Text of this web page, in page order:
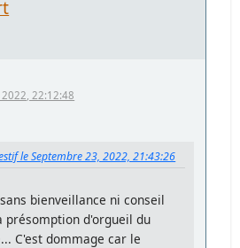
22:12:48
le Septembre 23, 2022, 21:43:26
bienveillance ni conseil
présomption d'orgueil du
C'est dommage car le